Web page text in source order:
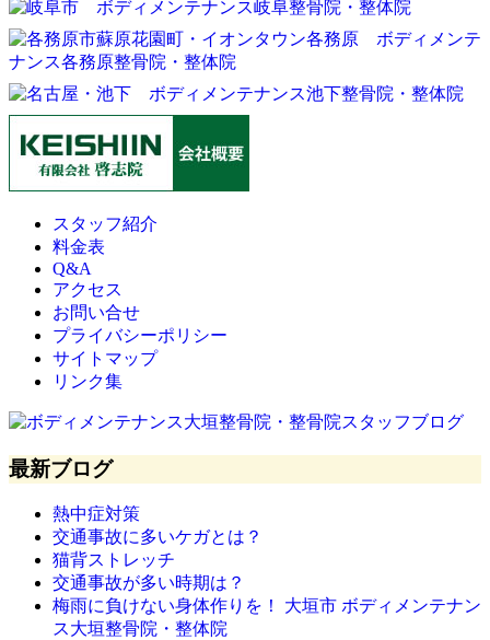
スタッフ紹介
料金表
Q&A
アクセス
お問い合せ
プライバシーポリシー
サイトマップ
リンク集
最新ブログ
熱中症対策
交通事故に多いケガとは？
猫背ストレッチ
交通事故が多い時期は？
梅雨に負けない身体作りを！ 大垣市 ボディメンテナン
ス大垣整骨院・整体院